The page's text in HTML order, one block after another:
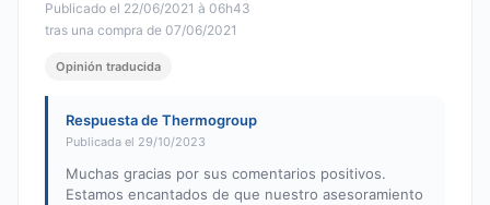
Publicado el 22/06/2021 à 06h43
tras una compra de 07/06/2021
Opinión traducida
Respuesta de Thermogroup
Publicada el 29/10/2023
Muchas gracias por sus comentarios positivos.
Estamos encantados de que nuestro asesoramiento